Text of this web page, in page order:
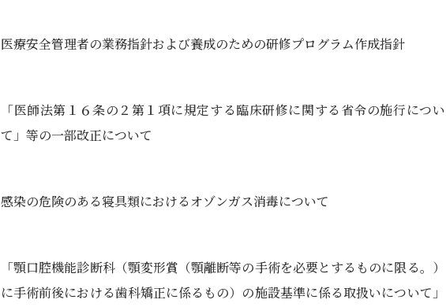
医療安全管理者の業務指針および養成のための研修プログラム作成指針
「医師法第１６条の２第１項に規定する臨床研修に関する省令の施行につい
て」等の一部改正について
感染の危険のある寝具類におけるオゾンガス消毒について
「顎口腔機能診断科（顎変形賞（顎離断等の手術を必要とするものに限る。）
に手術前後における歯科矯正に係るもの）の施設基準に係る取扱いについて」